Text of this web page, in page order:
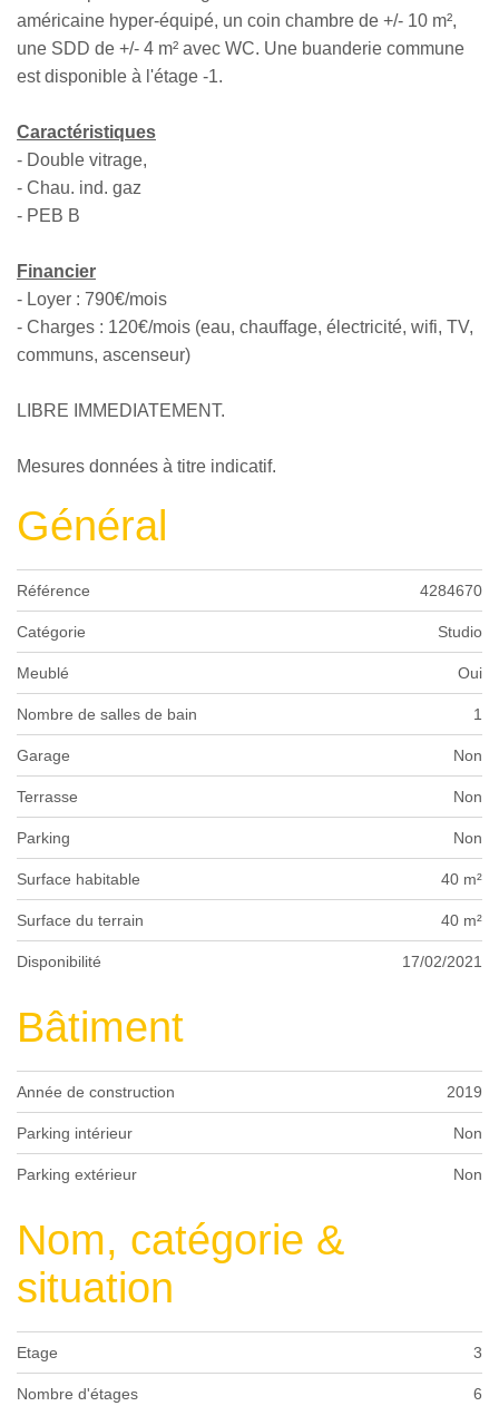
américaine hyper-équipé, un coin chambre de +/- 10 m²,
une SDD de +/- 4 m² avec WC. Une buanderie commune
est disponible à l'étage -1.
Caractéristiques
- Double vitrage,
- Chau. ind. gaz
- PEB B
Financier
- Loyer : 790€/mois
- Charges : 120€/mois (eau, chauffage, électricité, wifi, TV,
communs, ascenseur)
LIBRE IMMEDIATEMENT.
Mesures données à titre indicatif.
Général
Référence 4284670
Catégorie Studio
Meublé Oui
Nombre de salles de bain 1
Garage Non
Terrasse Non
Parking Non
Surface habitable 40 m²
Surface du terrain 40 m²
Disponibilité 17/02/2021
Bâtiment
Année de construction 2019
Parking intérieur Non
Parking extérieur Non
Nom, catégorie &
situation
Etage 3
Nombre d'étages 6